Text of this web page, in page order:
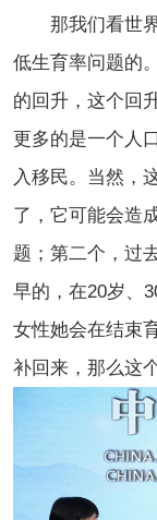
那我们看世
低生育率问题的
的回升，这个回
更多的是一个人
入移民。当然，
了，它可能会造
题；第二个，过
早的，在20岁、
女性她会在结束
补回来，那么这